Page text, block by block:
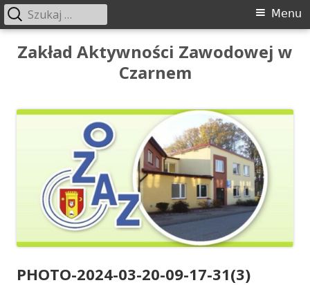
Przeskocz
Zakład Aktywności Zawodowej w
Czarnem
Menu
główne
Menu
Szukaj:
PHOTO-2024-03-20-09-17-31(3)